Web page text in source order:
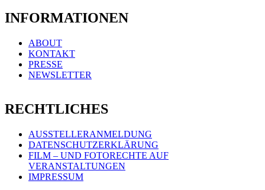
INFORMATIONEN
ABOUT
KONTAKT
PRESSE
NEWSLETTER
RECHTLICHES
AUSSTELLERANMELDUNG
DATENSCHUTZERKLÄRUNG
FILM – UND FOTORECHTE AUF
VERANSTALTUNGEN
IMPRESSUM